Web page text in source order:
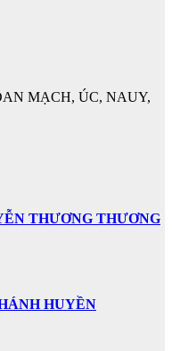
MẠCH, ÚC, NAUY,
THƯƠNG THƯƠNG
HUYỀN